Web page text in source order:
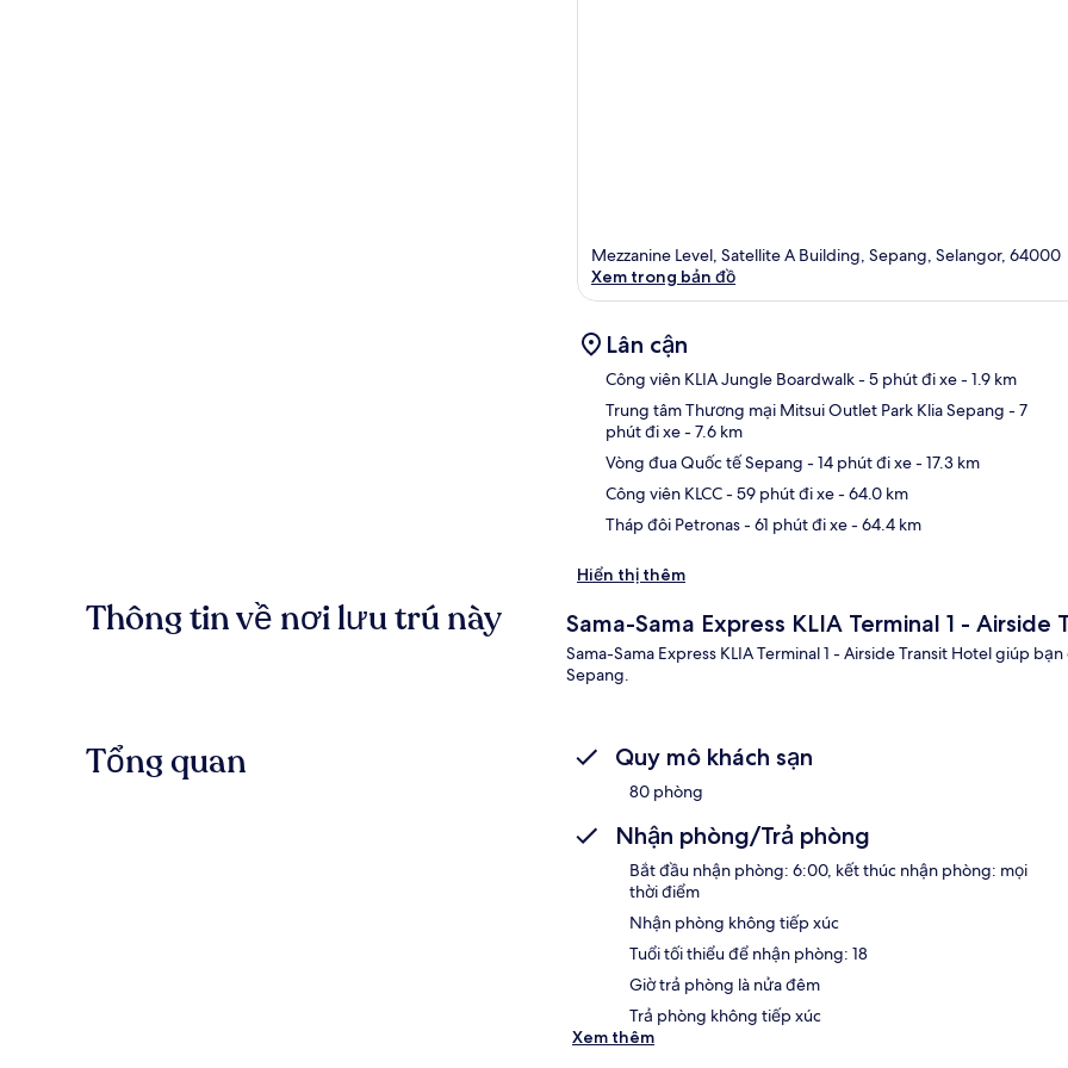
Mezzanine Level, Satellite A Building, Sepang, Selangor, 64000
Xem trong bản đồ
Lân cận
Công viên KLIA Jungle Boardwalk- 5 phút đi xe- 1.9 km
Trung tâm Thương mại Mitsui Outlet Park Klia Sepang - 7
phút đi xe- 7.6 km
Vòng đua Quốc tế Sepang - 14 phút đi xe- 17.3 km
Công viên KLCC- 59 phút đi xe- 64.0 km
Tháp đôi Petronas- 61 phút đi xe- 64.4 km
Hiển thị thêm
Thông tin về nơi lưu trú này Sama-Sama Express KLIA Terminal 1 - Airside
Sama-Sama Express KLIA Terminal 1 - Airside Transit Hotel giúp
Sepang.
Tổng quan Quy mô khách sạn
80 phòng
Nhận phòng/Trả phòng
Bắt đầu nhận phòng: 6:00, kết thúc nhận phòng: mọi
thời điểm
Nhận phòng không tiếp xúc
Tuổi tối thiểu để nhận phòng: 18
Giờ trả phòng là nửa đêm
Trả phòng không tiếp xúc
Xem thêm